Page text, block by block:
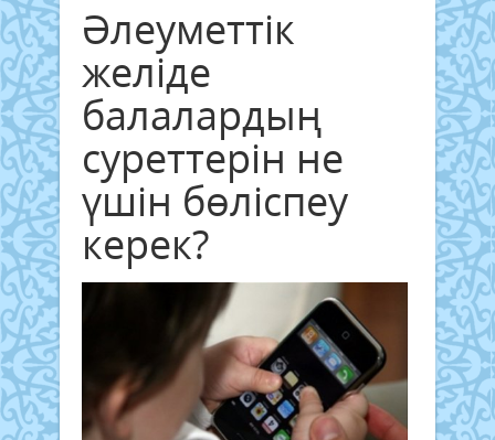
Әлеуметтік
желіде
балалардың
суреттерін не
үшін бөліспеу
керек?